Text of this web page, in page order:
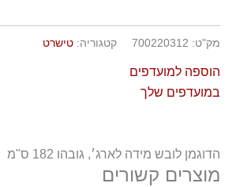
מק"ט: 700220312 קטגוריה: טישרט
הוספה למועדפים
במועדפים שלך
הדוגמן לובש מידה לארג׳, גובהו 182 ס"מ
מוצרים קשורים